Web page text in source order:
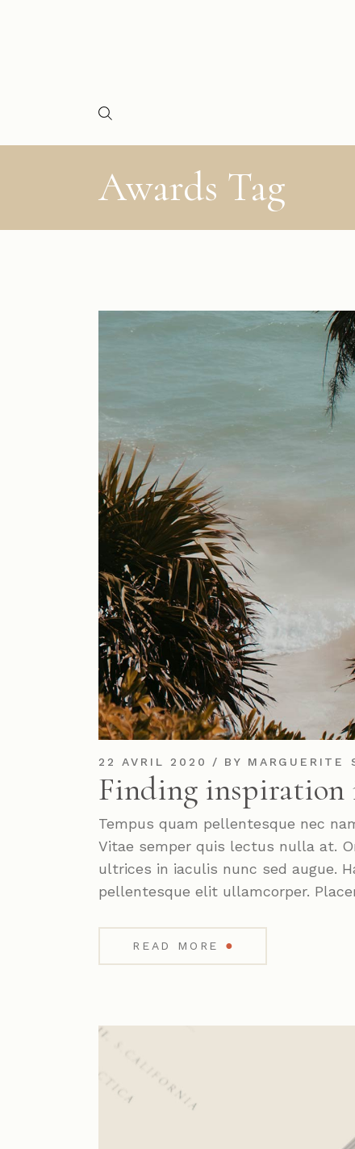
Awards Tag
22 AVRIL 2020 BY MARGUERITE
Finding inspiration
Tempus quam pellentesque nec
Vitae semper quis lectus nulla at.
ultrices in iaculis nunc sed augue.
pellentesque elit ullamcorper.
READ MORE ●